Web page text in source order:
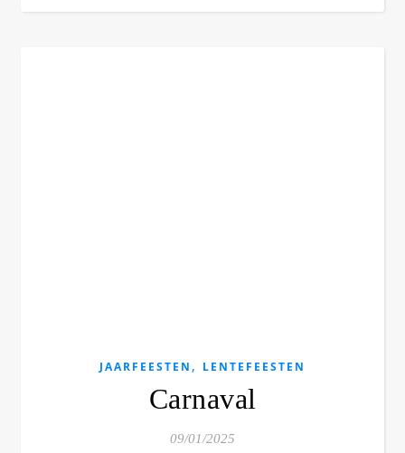
JAARFEESTEN , LENTEFEESTEN
Carnaval
09/01/2025